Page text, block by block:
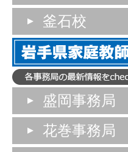
釜石校
盛岡事務局
花巻事務局